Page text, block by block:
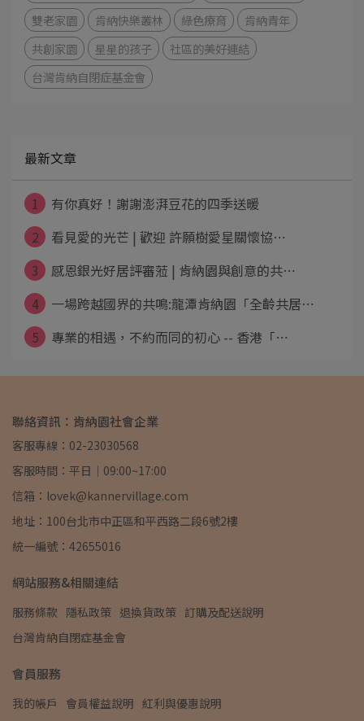
雙老家園
肯納快樂叢林 綠色療育
肯納青年
共創家園
星星的孩子
社區的美好連結
台灣肯納自閉症基金會
最新文章
1
有你真好！謝謝澎湃豆花的四季送暖
2
看見愛的光芒 | 歡迎 許願樹愛星關懷協⋯
3
感恩銀光好居評審蒞 | 肯納園與創意的共⋯
4
一場跨越國界的共鳴:龍潭肯納園「全齡共居⋯
5
專業的相遇，不約而同的初心 -- 香港「⋯
聯絡資訊：肯納園社會企業
客服專線：02-23030568
客服時間：平日｜09:00~17:00
信箱：lovek@kannervillage.com
地址：100台北市中正區和平西路二段6號2樓
統一編號：42655016
網站服務&相關連結
服務條款 隱私政策 退換貨政策 訂購及配送說明
台灣肯納自閉症基金會
會員服務
我的帳戶 會員權益說明 紅利與優惠說明